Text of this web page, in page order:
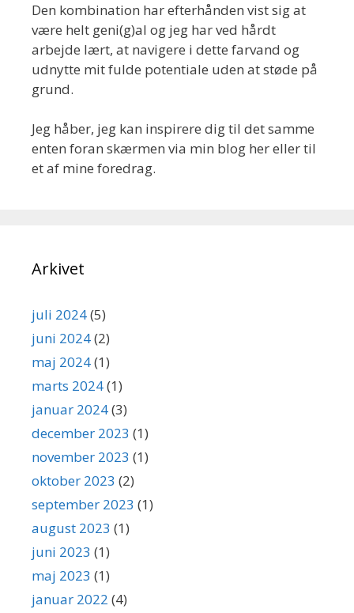
Den kombination har efterhånden vist sig at
være helt geni(g)al og jeg har ved hårdt
arbejde lært, at navigere i dette farvand og
udnytte mit fulde potentiale uden at støde på
grund.
Jeg håber, jeg kan inspirere dig til det samme
enten foran skærmen via min blog her eller til
et af mine foredrag.
Arkivet
juli 2024(5)
juni 2024(2)
maj 2024(1)
marts 2024(1)
januar 2024(3)
december 2023 (1)
november 2023 (1)
oktober 2023 (2)
september 2023 (1)
august 2023 (1)
juni 2023 (1)
maj 2023 (1)
januar 2022 (4)